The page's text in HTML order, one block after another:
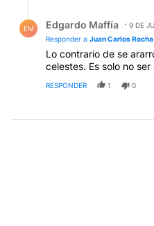
EM Edgardo Maffía
9 DE
Responder a Juan Carlos Rocha
Lo contrario de se
celestes. Es solo no
RESPONDER 1 0